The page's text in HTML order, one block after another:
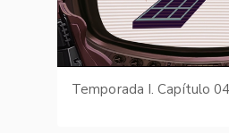
Temporada I. Capítulo